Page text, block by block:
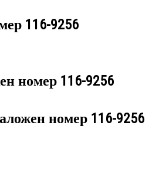
116-9256
номер 116-9256
номер 116-9256